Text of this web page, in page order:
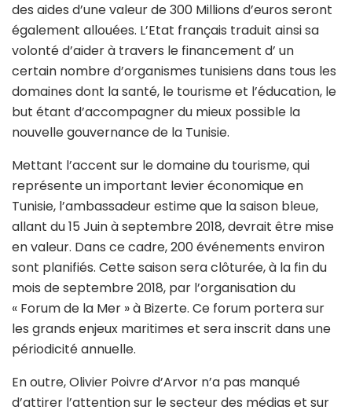
des aides d’une valeur de 300 Millions d’euros seront
également allouées. L’Etat français traduit ainsi sa
volonté d’aider à travers le financement d’ un
certain nombre d’organismes tunisiens dans tous les
domaines dont la santé, le tourisme et l’éducation, le
but étant d’accompagner du mieux possible la
nouvelle gouvernance de la Tunisie.
Mettant l’accent sur le domaine du tourisme, qui
représente un important levier économique en
Tunisie, l’ambassadeur estime que la saison bleue,
allant du 15 Juin à septembre 2018, devrait être mise
en valeur. Dans ce cadre, 200 événements environ
sont planifiés. Cette saison sera clôturée, à la fin du
mois de septembre 2018, par l’organisation du
« Forum de la Mer » à Bizerte. Ce forum portera sur
les grands enjeux maritimes et sera inscrit dans une
périodicité annuelle.
En outre, Olivier Poivre d’Arvor n’a pas manqué
d’attirer l’attention sur le secteur des médias et sur